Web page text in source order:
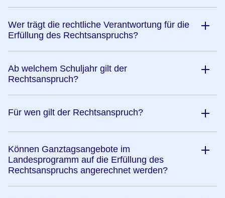
Wer trägt die rechtliche Verantwortung für die
Erfüllung des Rechtsanspruchs?
Ab welchem Schuljahr gilt der
Rechtsanspruch?
Für wen gilt der Rechtsanspruch?
Können Ganztagsangebote im
Landesprogramm auf die Erfüllung des
Rechtsanspruchs angerechnet werden?